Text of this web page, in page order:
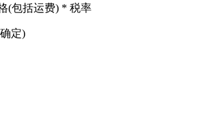
(包括运费) * 税率
定)